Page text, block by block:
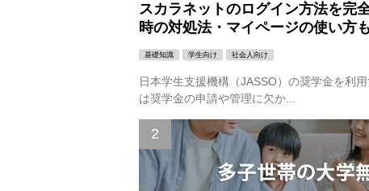
スカラネットのログイン方法を完
時の対処法・マイページの使い方
基礎知識 学生向け 社会人向け
日本学生支援機構（JASSO）の奨学金を利
は奨学金の申請や管理に欠か...